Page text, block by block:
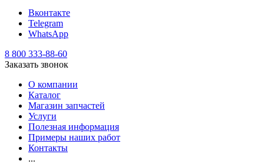
Вконтакте
Telegram
WhatsApp
8 800 333-88-60
Заказать звонок
О компании
Каталог
Магазин запчастей
Услуги
Полезная информация
Примеры наших работ
Контакты
...